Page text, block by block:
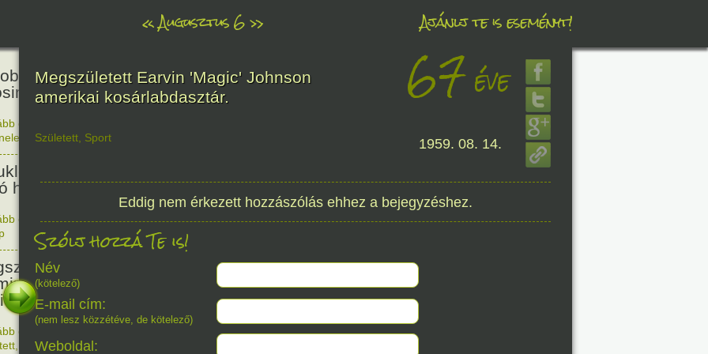
«Augusztus 6» Ajánlj te is eseményt!
az első atombombát
81
olvasom
fegyverek betiltásáért
harc világnapja
48éve
olvasom|Nincs hozzászólás, szólj hozzá!
Sir Alexander
Nobel-díjas angol orvos, a
felfedezője.
145éve
olvasom
1 hozzászólás, szólj Te is hozzá!
Alkotás
Megszületett Earvin 'Magic' Johnson
amerikai kosárlabdasztár.
67éve
Született Sport 1959. 08. 14.
Eddig nem érkezett hozzászólás ehhez a bejegyzéshez.
Szólj hozzá Te is!
Név
(kötelező)
E-mail cím:
(nem lesz közzétéve, de kötelező)
Weboldal: